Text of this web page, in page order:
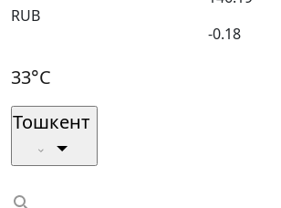
RUB
-0.18
33°C
Тошкент